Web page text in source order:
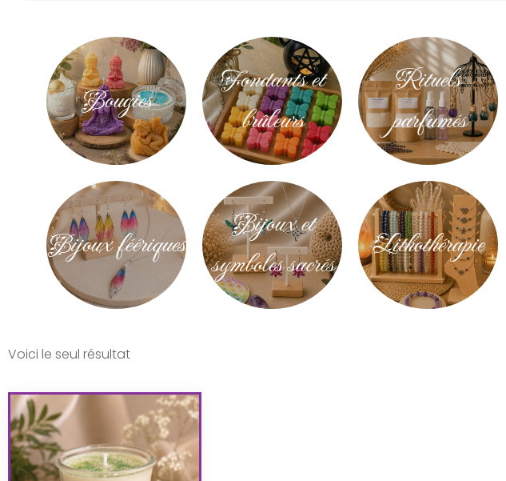
Bougies
Fondants et
brûleurs
Rituels
parfumés
Bijoux féériques
Bijoux et
symboles sacrés
Lithothérapie
Voici le seul résultat